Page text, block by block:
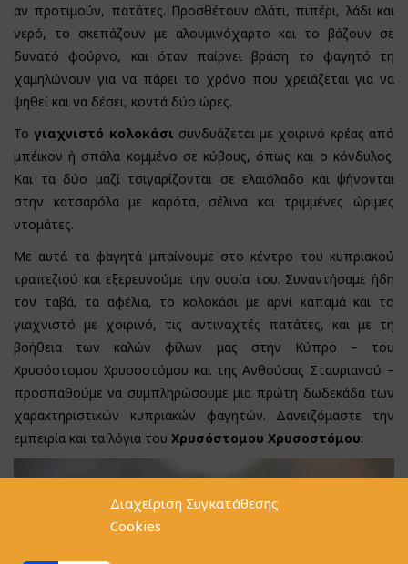
Διαχείριση Συγκατάθεσης
Cookies
αν προτιμούν, πατάτες. Προσθέτουν αλάτι, πιπέρι, λάδι και
νερό, το σκεπάζουν με αλουμινόχαρτο και το βάζουν σε
δυνατό φούρνο, και όταν παίρνει βράση το φαγητό τη
χαμηλώνουν για να πάρει το χρόνο που χρειάζεται για να
ψηθεί και να δέσει, κοντά δύο ώρες.
Τογιαχνιστό κολοκάσι συνδυάζεται με χοιρινό κρέας από
μπέικον ή σπάλα κομμένο σε κύβους, όπως και ο κόνδυλος.
Και τα δύο μαζί τσιγαρίζονται σε ελαιόλαδο και ψήνονται
στην κατσαρόλα με καρότα, σέλινα και τριμμένες ώριμες
ντομάτες.
Με αυτά τα φαγητά μπαίνουμε στο κέντρο του κυπριακού
τραπεζιού και εξερευνούμε την ουσία του. Συναντήσαμε ήδη
τον ταβά, τα αφέλια, το κολοκάσι με αρνί καπαμά και το
γιαχνιστό με χοιρινό, τις αντιναχτές πατάτες, και με τη
βοήθεια των καλών φίλων μας στην Κύπρο – του
Χρυσόστομου Χρυσοστόμου και της Ανθούσας Σταυριανού –
προσπαθούμε να συμπληρώσουμε μια πρώτη δωδεκάδα των
χαρακτηριστικών κυπριακών φαγητών. Δανειζόμαστε την
εμπειρία και τα λόγια του Χρυσόστομου Χρυσοστόμου: